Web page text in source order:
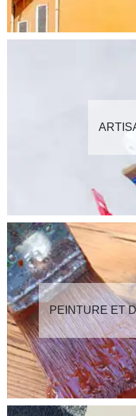
PEINTURE ET